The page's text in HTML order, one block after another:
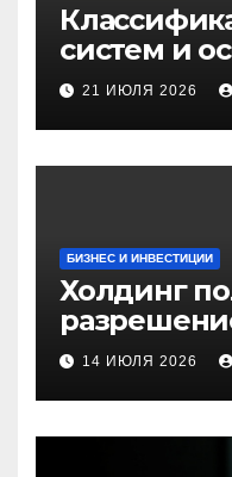
систем и
установки
21 ИЮЛЯ 2026
БИЗНЕС И ИНВЕСТИЦИИ
Холдинг
Турции
14 ИЮЛЯ 2026